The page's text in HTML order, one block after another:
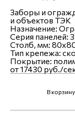
Заборы и
и объектов ТЭК
Назначение:
Серия панелей:
Столб, мм:
Тип крепежа:
Покрытие:
от 17430 руб./
В корзину